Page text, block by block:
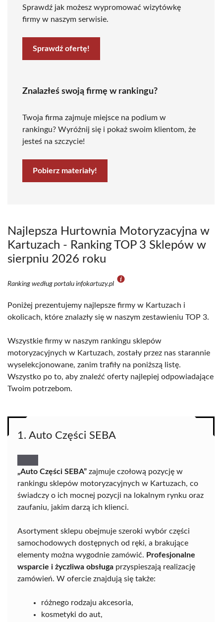
Sprawdź jak możesz wypromować wizytówkę
firmy w naszym serwisie.
Sprawdź ofertę!
Znalazłeś swoją firmę w rankingu?
Twoja firma zajmuje miejsce na podium w
rankingu? Wyróżnij się i pokaż swoim klientom, że
jesteś na szczycie!
Pobierz materiały!
Najlepsza Hurtownia Motoryzacyjna w
Kartuzach - Ranking TOP 3 Sklepów w
sierpniu 2026 roku
Ranking według portalu infokartuzy.pl
Poniżej prezentujemy najlepsze firmy w Kartuzach i
okolicach, które znalazły się w naszym zestawieniu TOP 3.
Wszystkie firmy w naszym rankingu sklepów
motoryzacyjnych w Kartuzach, zostały przez nas starannie
wyselekcjonowane, zanim trafiły na poniższą listę.
Wszystko po to, aby znaleźć oferty najlepiej odpowiadające
Twoim potrzebom.
1. Auto Części SEBA
„Auto Części SEBA” zajmuje czołową pozycję w
rankingu sklepów motoryzacyjnych w Kartuzach, co
świadczy o ich mocnej pozycji na lokalnym rynku oraz
zaufaniu, jakim darzą ich klienci.
Asortyment sklepu obejmuje szeroki wybór części
samochodowych dostępnych od ręki, a brakujące
elementy można wygodnie zamówić. Profesjonalne
wsparcie i życzliwa obsługa przyspieszają realizację
zamówień. W ofercie znajdują się także:
różnego rodzaju akcesoria,
kosmetyki do aut,